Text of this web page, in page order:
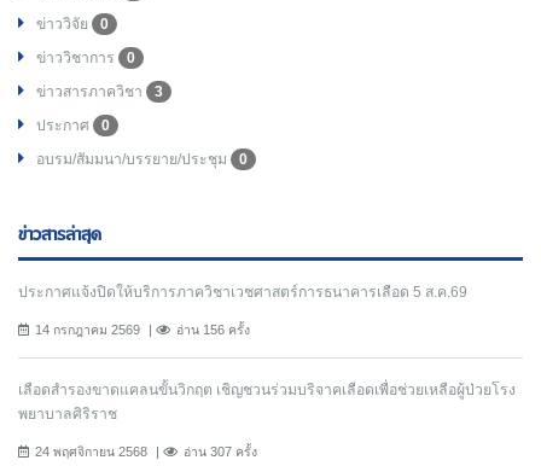
ข่าววิจัย
0
ข่าววิชาการ
0
ข่าวสารภาควิชา
3
ประกาศ
0
อบรม/สัมมนา/บรรยาย/ประชุม
0
ข่าวสารล่าสุด
ประกาศแจ้งปิดให้บริการภาควิชาเวชศาสตร์การธนาคารเลือด 5 ส.ค.69
14 กรกฎาคม 2569 อ่าน 156 ครั้ง
เลือดสำรองขาดแคลนขั้นวิกฤต เชิญชวนร่วมบริจาคเลือดเพื่อช่วยเหลือผู้ป่วยโรง
พยาบาลศิริราช
24 พฤศจิกายน 2568 อ่าน 307 ครั้ง